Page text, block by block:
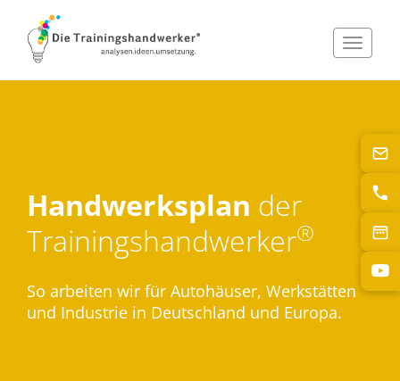
Toggle
Handwerksplan der
Trainingshandwerker®
So arbeiten wir für Autohäuser, Werkstätten
und Industrie in Deutschland und Europa.